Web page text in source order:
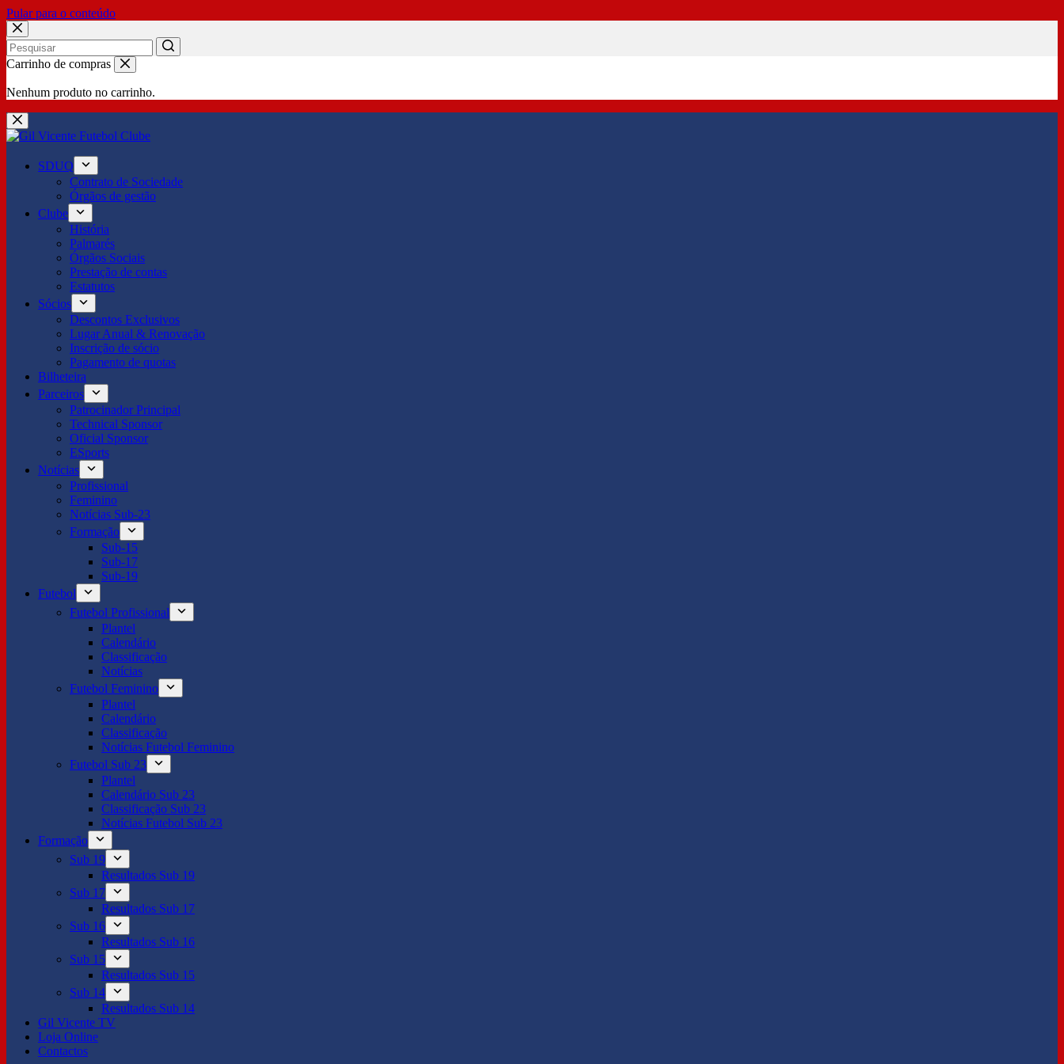
Pular para o conteúdo
No
Carrinho de compras
Nenhum produto no carrinho.
SDUQ
Contrato de Sociedade
Órgãos de gestão
Clube
História
Palmarés
Órgãos Sociais
Prestação de contas
Estatutos
Sócios
Descontos Exclusivos
Lugar Anual & Renovação
Inscrição de sócio
Pagamento de quotas
Bilheteira
Parceiros
Patrocinador Principal
Technical Sponsor
Oficial Sponsor
ESports
Notícias
Profissional
Feminino
Notícias Sub-23
Formação
Sub-15
Sub-17
Sub-19
Futebol
Futebol Profissional
Plantel
Calendário
Classificação
Notícias
Futebol Feminino
Plantel
Calendário
Classificação
Notícias Futebol Feminino
Futebol Sub 23
Plantel
Calendário Sub 23
Classificação Sub 23
Notícias Futebol Sub 23
Formação
Sub 19
Resultados Sub 19
Sub 17
Resultados Sub 17
Sub 16
Resultados Sub 16
Sub 15
Resultados Sub 15
Sub 14
Resultados Sub 14
Gil Vicente TV
Loja Online
Contactos